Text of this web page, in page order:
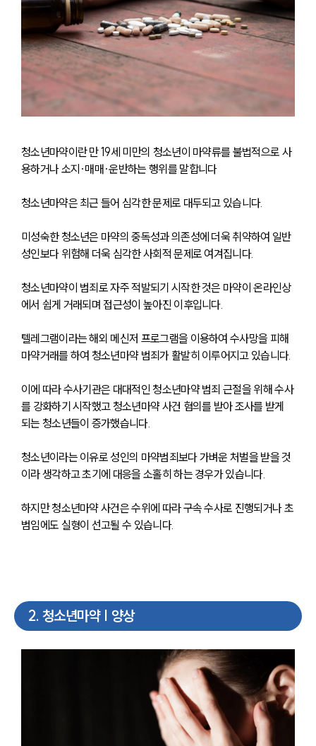
청소년마약이란 만 19세 미만의 청소년이 마약류를 불법적으로 사
용하거나 소지·매매·운반하는 행위를 말합니다
청소년마약은 최근 들어 심각한 문제로 대두되고 있습니다.
미성숙한 청소년은 마약의 중독성과 의존성에 더욱 취약하여 일반
성인보다 위험해 더욱 심각한 사회적 문제로 여겨집니다.
청소년마약이 범죄로 자주 적발되기 시작한 것은 마약이 온라인상
에서 쉽게 거래되며 접근성이 높아진 이후입니다.
텔레그램이라는 해외 메신저 프로그램을 이용하여 수사망을 피해
마약거래를 하여 청소년마약 범죄가 활발히 이루어지고 있습니다.
이에 따라 수사기관은 대대적인 청소년마약 범죄 근절을 위해 수사
를 강화하기 시작했고 청소년마약 사건 혐의를 받아 조사를 받게
되는 청소년들이 증가했습니다.
청소년이라는 이유로 성인의 마약범죄보다 가벼운 처벌을 받을 것
이라 생각하고 초기에 대응을 소홀히 하는 경우가 있습니다.
하지만 청소년마약 사건은 수위에 따라 구속 수사로 진행되거나 초
범임에도 실형이 선고될 수 있습니다.
2. 청소년마약 | 양상